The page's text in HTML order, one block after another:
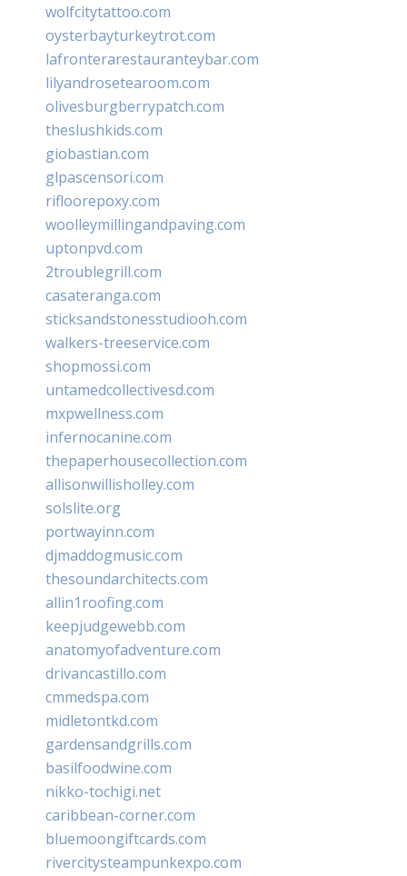
wolfcitytattoo.com
oysterbayturkeytrot.com
lafronterarestauranteybar.com
lilyandrosetearoom.com
olivesburgberrypatch.com
theslushkids.com
giobastian.com
glpascensori.com
rifloorepoxy.com
woolleymillingandpaving.com
uptonpvd.com
2troublegrill.com
casateranga.com
sticksandstonesstudiooh.com
walkers-treeservice.com
shopmossi.com
untamedcollectivesd.com
mxpwellness.com
infernocanine.com
thepaperhousecollection.com
allisonwillisholley.com
solslite.org
portwayinn.com
djmaddogmusic.com
thesoundarchitects.com
allin1roofing.com
keepjudgewebb.com
anatomyofadventure.com
drivancastillo.com
cmmedspa.com
midletontkd.com
gardensandgrills.com
basilfoodwine.com
nikko-tochigi.net
caribbean-corner.com
bluemoongiftcards.com
rivercitysteampunkexpo.com